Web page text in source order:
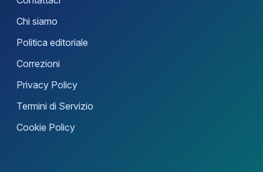
Chi siamo
Politica editoriale
Correzioni
Privacy Policy
Termini di Servizio
Cookie Policy